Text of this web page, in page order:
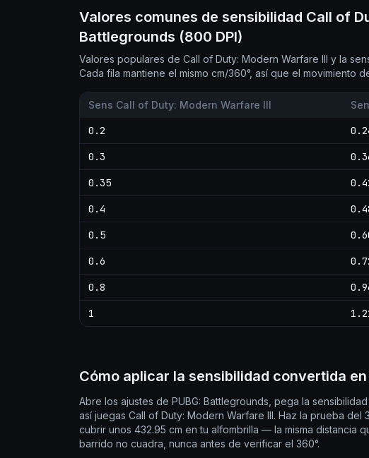
Valores comunes de sensibilidad Call of
Battlegrounds (800 DPI)
Valores populares de Call of Duty: Modern Warfare III y la
Cada fila mantiene el mismo cm/360°, así que el movimiento
Sens Call of Duty: Modern Warfare III
0.2
0.3
0.35
0.4
0.5
0.6
0.8
1
Cómo aplicar la sensibilidad convertida
Abre los ajustes de PUBG: Battlegrounds, pega la
así juegas Call of Duty: Modern Warfare III. Haz la prueba
cubrir unos 432.95 cm en tu alfombrilla — la misma distancia
barrido no cuadra, nunca antes de verificar el 360°.